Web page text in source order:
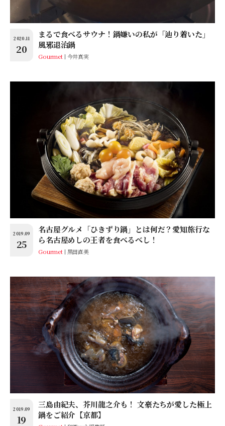
2020.11
20
まるで食べるサウナ！鍋嫌いの私が「辿り着いた」
風邪退治鍋
Gourmet 今井真実
2019.09
25
名古屋グルメ「ひきずり鍋」とは何だ？愛知旅行な
ら名古屋めしの王者を食べるべし！
Gourmet 黒田直美
2019.09
19
三島由紀夫、芥川龍之介も！ 文豪たちが愛した極上
鍋をご紹介【京都】